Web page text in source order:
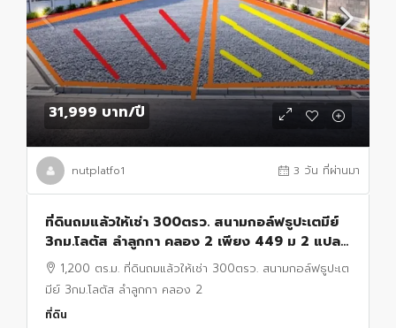
31,999 บาท/ปี
nutplatfo1 3 วัน ที่ผ่านมา
ที่ดินถมแล้วให้เช่า 300ตรว. สนามกอล์ฟธูปะเตมีย์
3กม.โลตัส ลำลูกกา คลอง 2 เพียง 449 ม 2 แปลง
รวม ใกล้ BTSคูคต 1.69 กม.1,200 ตร.ม.
1,200 ตร.ม. ที่ดินถมแล้วให้เช่า 300ตรว. สนามกอล์ฟธูปะเต
มีย์ 3กม.โลตัส ลำลูกกา คลอง 2
ที่ดิน